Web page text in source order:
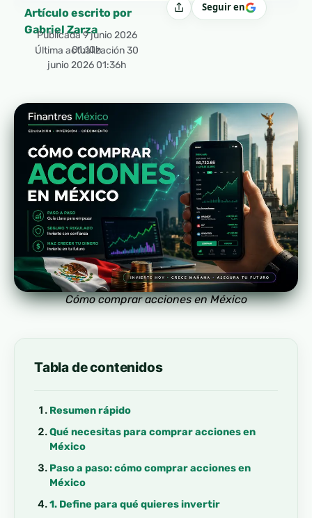
Artículo escrito por
Gabriel Zarza
Publicada 9 junio 2026
01:10h
Última actualización 30
junio 2026 01:36h
CompartirSeguir en
Cómo comprar acciones en México
Tabla de contenidos
Resumen rápido
Qué necesitas para comprar acciones en
México
Paso a paso: cómo comprar acciones en
México
1. Define para qué quieres invertir